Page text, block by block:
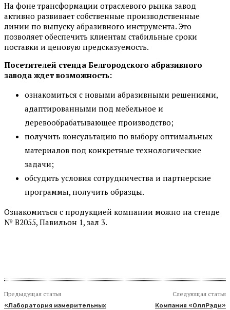
На фоне трансформации отраслевого рынка завод
активно развивает собственные производственные
линии по выпуску абразивного инструмента. Это
позволяет обеспечить клиентам стабильные сроки
поставки и ценовую предсказуемость.
Посетителей стенда Белгородского абразивного
завода ждет возможность:
ознакомиться с новыми абразивными решениями,
адаптированными под мебельное и
деревообрабатывающее производство;
получить консультацию по выбору оптимальных
материалов под конкретные технологические
задачи;
обсудить условия сотрудничества и партнерские
программы, получить образцы.
Ознакомиться с продукцией компании можно на стенде
№ B2055, Павильон 1, зал 3.
Предыдущая статья
«Лаборатория измерительных
Следующая статья
Компания «ОллРэди»